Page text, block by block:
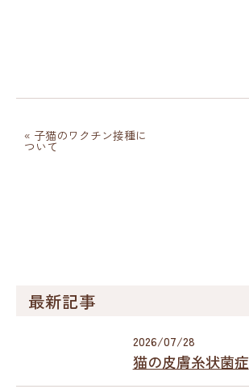
« 子猫のワクチン接種に
ついて
最新記事
2026/07/28
猫の皮膚糸状菌症